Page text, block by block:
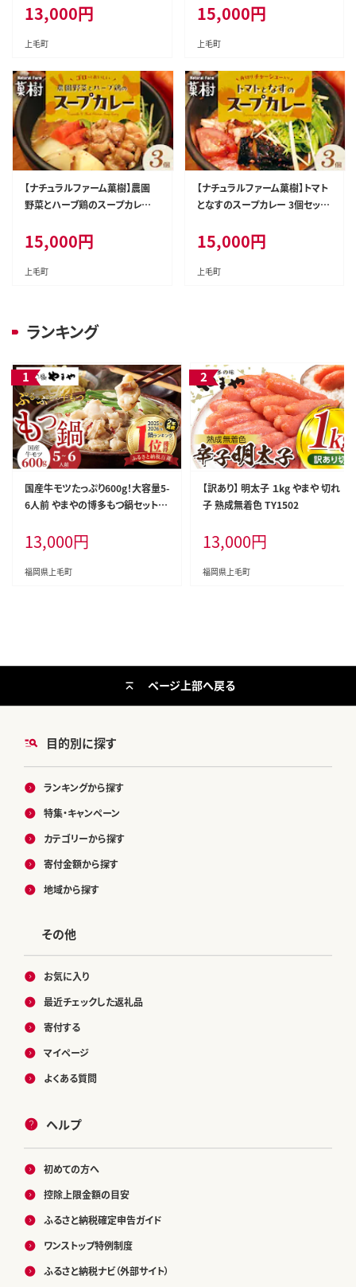
13,000円
上毛町
0206
15,000円
上毛町
【ナチュラルファーム菓樹】農園
野菜とハーブ鶏のスープカレー
15,000円
上毛町
【ナチュラルファーム菓樹】トマト
となすのスープカレー 3個セット
15,000円
上毛町
ランキング
国産牛モツたっぷり600g！大容量5-
6人前 やまやの博多もつ鍋セット T
13,000円
福岡県上毛町
【訳あり】 明太子 １kg やまや 切れ
子 熟成無着色 TY1502
13,000円
福岡県上毛町
目的別に探す
ランキングから探す
特集・キャンペーン
カテゴリーから探す
寄付金額から探す
地域から探す
その他
お気に入り
最近チェックした返礼品
寄付する
マイページ
よくある質問
ヘルプ
初めての方へ
控除上限金額の目安
ふるさと納税確定申告ガイド
ワンストップ特例制度
ふるさと納税ナビ（外部サイト）
ページ上部へ戻る